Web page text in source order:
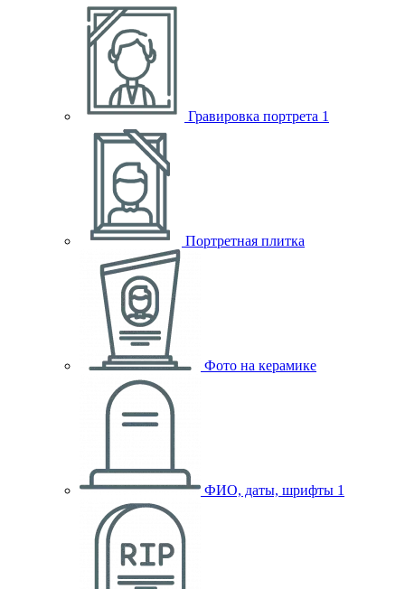
Гравировка портрета 1
Портретная плитка
Фото на керамике
ФИО, даты, шрифты 1